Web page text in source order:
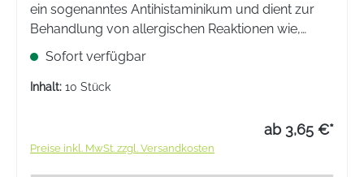
ein sogenanntes Antihistaminikum und dient zur
Behandlung von allergischen Reaktionen wie,
Nesselsucht, Heuschnupfen und Juckreiz mit
Quaddelbildung.
Sofort verfügbar
Inhalt: 10 Stück
ab 3,65 €*
Preise inkl. MwSt. zzgl. Versandkosten